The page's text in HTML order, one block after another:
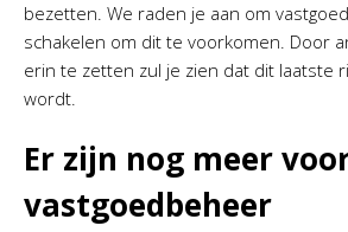
bezetten. We raden je aan om
schakelen om dit te voorkomen. Door
erin te zetten zul je zien dat dit laatste
wordt.
Er zijn nog meer
vastgoedbeheer